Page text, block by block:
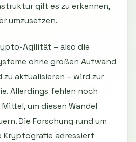
gilt es zu erkennen,
umzusetzen.
Agilität – also die
ohne großen Aufwand
zu aktualisieren – wird zur
Allerdings fehlen noch
um diesen Wandel
Die Forschung rund um
adressiert